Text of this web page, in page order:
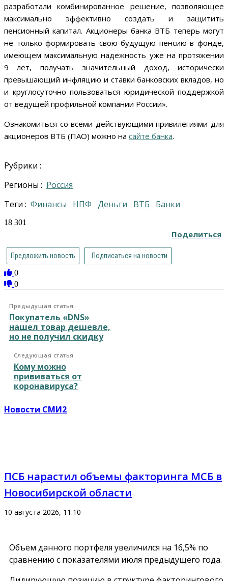
разработали комбинированное решение, позволяющее
максимально эффективно создать и защитить
пенсионный капитал. Акционеры банка ВТБ теперь могут
не только формировать свою будущую пенсию в фонде,
имеющем максимальную надежность уже на протяжении
9 лет, получать значительный доход, исторически
превышающий инфляцию и ставки банковских вкладов, но
и круглосуточно пользоваться юридической поддержкой
от ведущей профильной компании России».
Ознакомиться со всеми действующими привилегиями для
акционеров ВТБ (ПАО) можно на сайте банка.
Рубрики :
Регионы :
Россия
Теги :
финансы НПФ деньги ВТБ банки
18 301
Поделиться
Предложить новость Подписаться на новости
0
0
Предыдущая статья
Покупатель «DNS»
нашел товар дешевле,
но не получил скидку
Следующая статья
Кому можно
прививаться от
коронавируса?
Новости СМИ2
ПСБ нарастил объемы факторинга МСБ в
Новосибирской области
10 августа 2026, 11:10
Объем данного портфеля увеличился на 16,5% по
сравнению с показателями июля предыдущего года.